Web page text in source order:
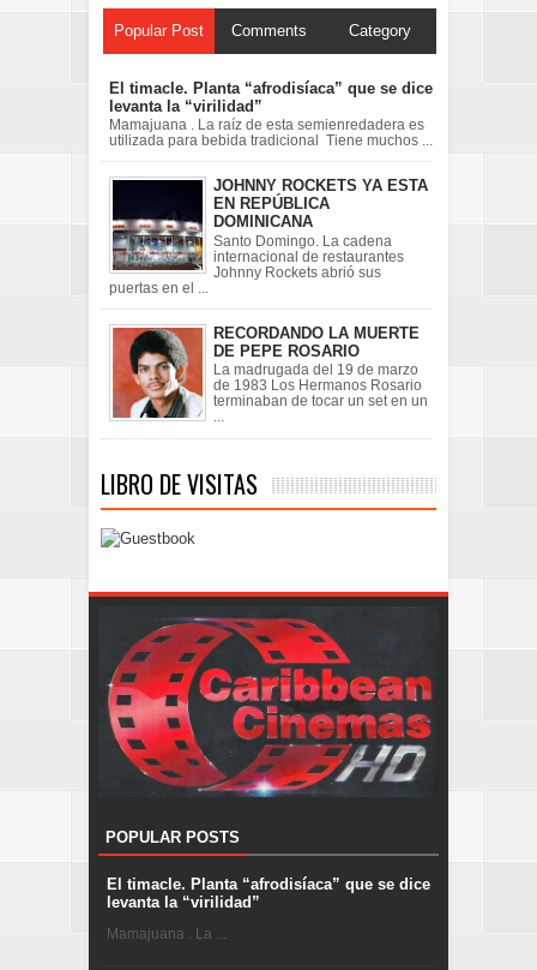
Popular Post Comments Category
El timacle. Planta “afrodisíaca” que se dice
levanta la “virilidad”
Mamajuana . La raíz de esta semienredadera es
utilizada para bebida tradicional Tiene muchos ...
JOHNNY ROCKETS YA ESTA
EN REPÚBLICA
DOMINICANA
Santo Domingo. La cadena
internacional de restaurantes
Johnny Rockets abrió sus
puertas en el ...
RECORDANDO LA MUERTE
DE PEPE ROSARIO
La madrugada del 19 de marzo
de 1983 Los Hermanos Rosario
terminaban de tocar un set en un
...
LIBRO DE VISITAS
POPULAR POSTS
El timacle. Planta “afrodisíaca” que se dice
levanta la “virilidad”
Mamajuana . La ...